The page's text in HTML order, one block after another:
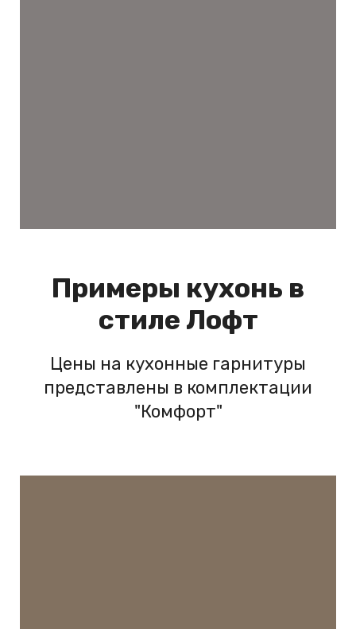
Примеры кухонь в
стиле Лофт
Цены на кухонные гарнитуры
представлены в комплектации
"Комфорт"